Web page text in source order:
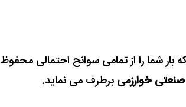
بار شما را از تمامی سوانح احتمالی محفوظ
خوارزمی برطرف می نماید.